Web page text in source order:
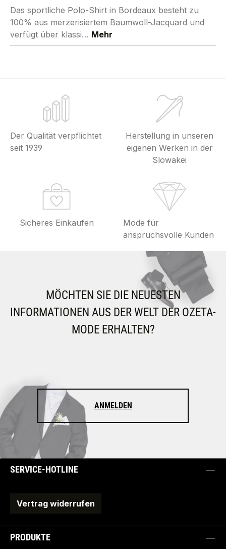
Das sportliche Polo-Shirt in Bordeaux besteht zu
100% aus merzerisiertem Baumwoll-Jacquard und
verfügt über klassi… Mehr
Der Qualität verpflichtet
seit 1939
Herstellung in unseren
eigenen Werken in der
Slowakei
Sicheres Einkaufen
Mode für
anspruchsvolle Kunden
MÖCHTEN SIE DIE NEUESTEN
INFORMATIONEN AUS DER WELT DER OZETA-
MODE ERHALTEN?
ANMELDEN
SERVICE-HOTLINE
Vertrag widerrufen
PRODUKTE